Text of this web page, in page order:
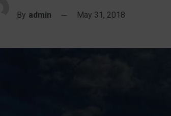
By admin May 31, 2018